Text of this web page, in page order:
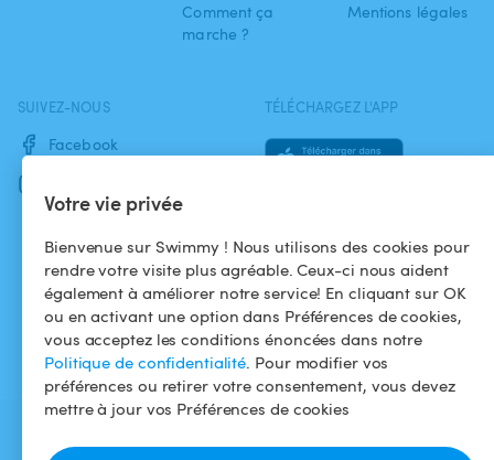
Votre vie privée
Bienvenue sur Swimmy ! Nous utilisons des cookies pour
rendre votre visite plus agréable. Ceux-ci nous aident
également à améliorer notre service! En cliquant sur OK
ou en activant une option dans Préférences de cookies,
vous acceptez les conditions énoncées dans notre
Politique de confidentialité. Pour modifier vos
préférences ou retirer votre consentement, vous devez
mettre à jour vos Préférences de cookies
Comment ça
marche ?
Mentions légales
SUIVEZ-NOUS
Facebook
TÉLÉCHARGEZ L'APP